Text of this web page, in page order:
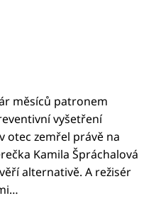
měsíců patronem
vyšetření
otec zemřel právě na
Kamila Špráchalová
alternativě. A režisér